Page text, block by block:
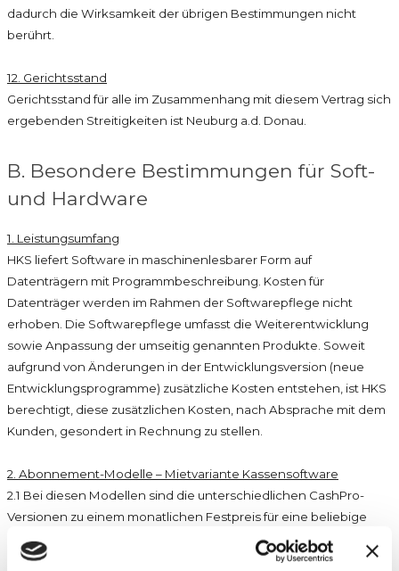
dadurch die Wirksamkeit der übrigen Bestimmungen nicht
berührt.
12. Gerichtsstand
Gerichtsstand für alle im Zusammenhang mit diesem Vertrag sich
ergebenden Streitigkeiten ist Neuburg a.d. Donau.
B. Besondere Bestimmungen für Soft-
und Hardware
1. Leistungsumfang
HKS liefert Software in maschinenlesbarer Form auf
Datenträgern mit Programmbeschreibung. Kosten für
Datenträger werden im Rahmen der Softwarepflege nicht
erhoben. Die Softwarepflege umfasst die Weiterentwicklung
sowie Anpassung der umseitig genannten Produkte. Soweit
aufgrund von Änderungen in der Entwicklungsversion (neue
Entwicklungsprogramme) zusätzliche Kosten entstehen, ist HKS
berechtigt, diese zusätzlichen Kosten, nach Absprache mit dem
Kunden, gesondert in Rechnung zu stellen.
2. Abonnement-Modelle – Mietvariante Kassensoftware
2.1 Bei diesen Modellen sind die unterschiedlichen CashPro-
Versionen zu einem monatlichen Festpreis für eine beliebige
Zeit zu mieten. Die verschiedenen Abonnement-Modelle sind
abhängig von der jeweiligen CashPro-Version.